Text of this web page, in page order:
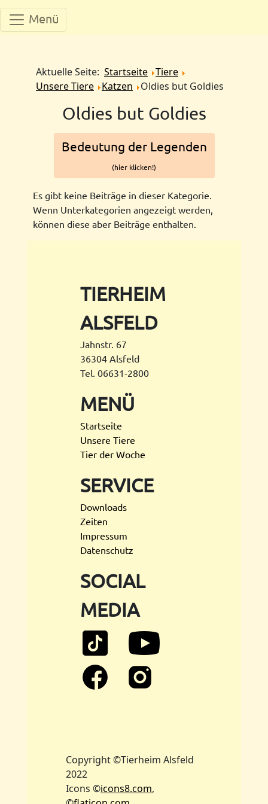
Menü
Aktuelle Seite: Startseite Tiere
Unsere Tiere
Katzen Oldies but Goldies
Oldies but Goldies
Bedeutung der Legenden
(hier klicken!)
Es gibt keine Beiträge in dieser Kategorie.
Wenn Unterkategorien angezeigt werden,
können diese aber Beiträge enthalten.
TIERHEIM
ALSFELD
Jahnstr. 67
36304 Alsfeld
Tel. 06631-2800
MENÜ
Startseite
Unsere Tiere
Tier der Woche
SERVICE
Downloads
Zeiten
Impressum
Datenschutz
SOCIAL
MEDIA
Copyright ©Tierheim Alsfeld
2022
Icons ©icons8.com,